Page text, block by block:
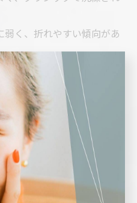
く、折れやすい傾向があ
、実用性とデザイン性の
。
かい雰囲気も加えられま